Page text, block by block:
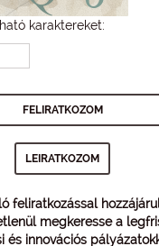
karaktereket:
feliratkozással
megkeresse a
és innovációs